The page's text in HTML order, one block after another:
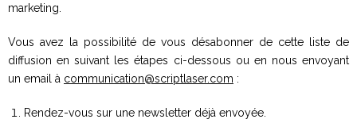
marketing.
Vous avez la possibilité de vous désabonner de cette liste de
diffusion en suivant les étapes ci-dessous ou en nous envoyant
un email à communication@scriptlaser.com :
Rendez-vous sur une newsletter déjà envoyée.